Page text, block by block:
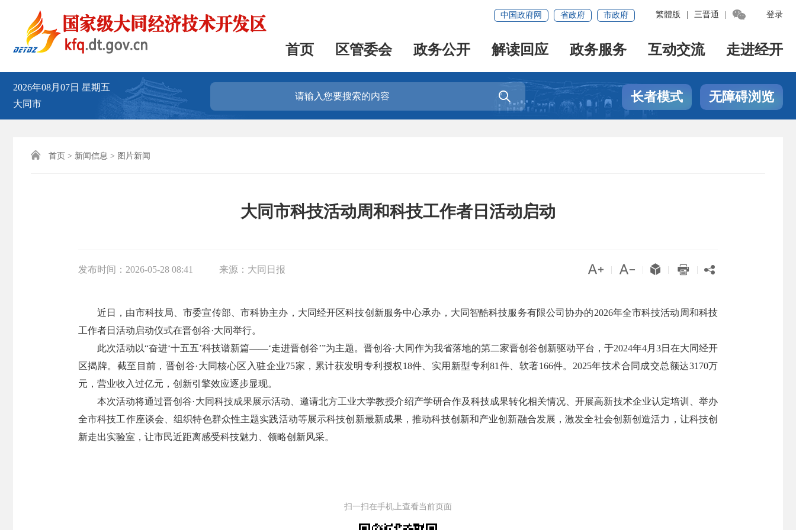
登录
繁體版 三晋通 
中国政府网 省政府 市政府
首页 区管委会 政务公开 解读回应 政务服务 互动交流 走进经开
2026年08月07日 星期五
大同市
 长者模式 无障碍浏览
 首页 > 新闻信息 > 图片新闻
大同市科技活动周和科技工作者日活动启动
发布时间： 2026-05-28 08:41 来源： 大同日报     
近日，由市科技局、市委宣传部、市科协主办，大同经开区科技创新服务中心承办，大同智酷科技服务有限公司协办的2026年全市科技活动周和科技
工作者日活动启动仪式在晋创谷·大同举行。
此次活动以“奋进‘十五五’科技谱新篇——‘走进晋创谷’”为主题。晋创谷·大同作为我省落地的第二家晋创谷创新驱动平台，于2024年4月3日在大同经开
区揭牌。截至目前，晋创谷·大同核心区入驻企业75家，累计获发明专利授权18件、实用新型专利81件、软著166件。2025年技术合同成交总额达3170万
元，营业收入过亿元，创新引擎效应逐步显现。
本次活动将通过晋创谷·大同科技成果展示活动、邀请北方工业大学教授介绍产学研合作及科技成果转化相关情况、开展高新技术企业认定培训、举办
全市科技工作座谈会、组织特色群众性主题实践活动等展示科技创新最新成果，推动科技创新和产业创新融合发展，激发全社会创新创造活力，让科技创
新走出实验室，让市民近距离感受科技魅力、领略创新风采。
扫一扫在手机上查看当前页面